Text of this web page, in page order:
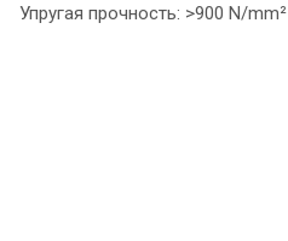
Упругая прочность: >900 N/mm²